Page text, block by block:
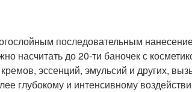
последовательным
насчитать до 20-ти баночек с
эссенций, эмульсий и других,
глубокому и интенсивному